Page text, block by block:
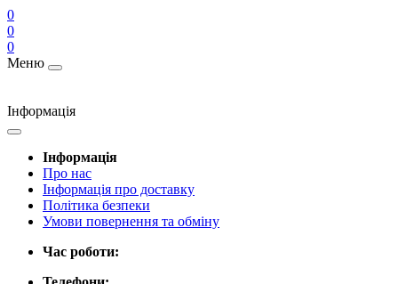
0
0
0
Меню
Інформація
Інформація
Про нас
Інформація про доставку
Політика безпеки
Умови повернення та обміну
Час роботи: